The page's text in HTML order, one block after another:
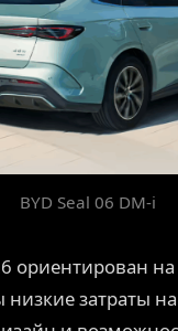
BYD Seal 06 DM-i
ориентирован
затраты